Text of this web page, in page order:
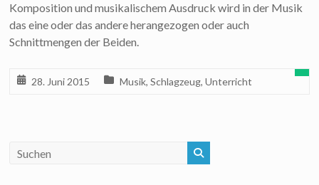
Komposition und musikalischem Ausdruck wird in der Musik
das eine oder das andere herangezogen oder auch
Schnittmengen der Beiden.
28. Juni 2015 Musik,Schlagzeug,Unterricht